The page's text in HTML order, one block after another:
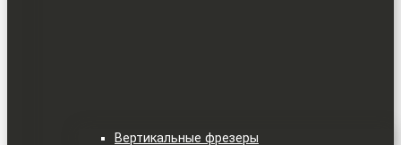
Вертикальные фрезеры